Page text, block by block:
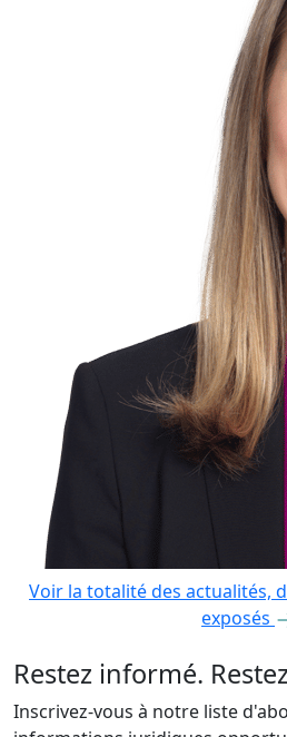
Voir la totalité des actualités,
exposés
Restez informé.
Inscrivez-vous à notre liste